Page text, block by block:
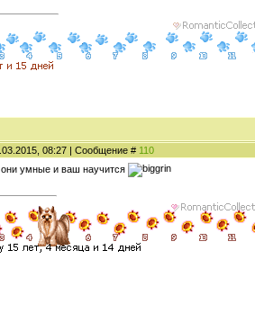
08:27 | Сообщение # 110
, они умные и ваш научится